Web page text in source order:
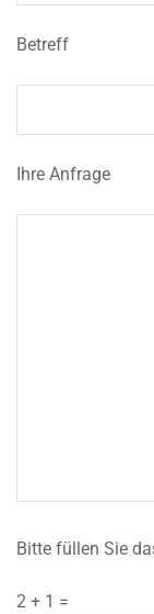
Betreff
Ihre Anfrage
Bitte füllen Sie
2 + 1 =